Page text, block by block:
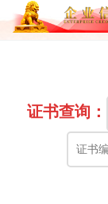
证书查询：